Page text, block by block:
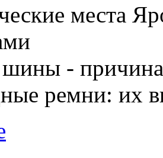
места
-
ремни: их